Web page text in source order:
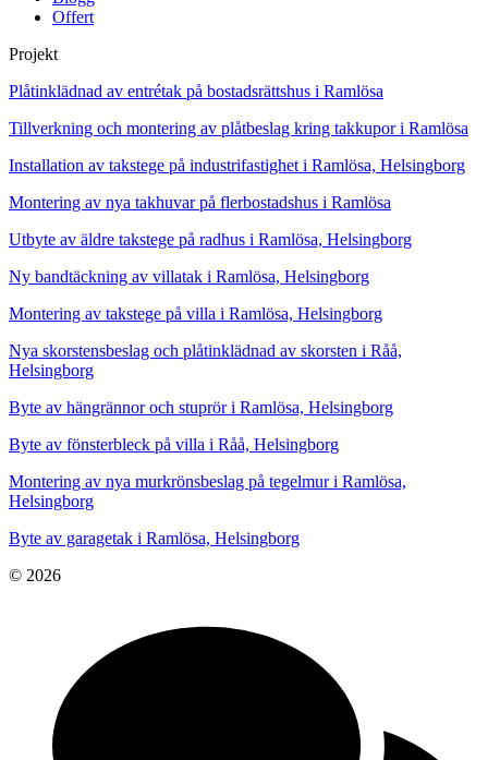
Offert
Projekt
Plåtinklädnad av entrétak på bostadsrättshus i Ramlösa
Tillverkning och montering av plåtbeslag kring takkupor i Ramlösa
Installation av takstege på industrifastighet i Ramlösa, Helsingborg
Montering av nya takhuvar på flerbostadshus i Ramlösa
Utbyte av äldre takstege på radhus i Ramlösa, Helsingborg
Ny bandtäckning av villatak i Ramlösa, Helsingborg
Montering av takstege på villa i Ramlösa, Helsingborg
Nya skorstensbeslag och plåtinklädnad av skorsten i Råå,
Helsingborg
Byte av hängrännor och stuprör i Ramlösa, Helsingborg
Byte av fönsterbleck på villa i Råå, Helsingborg
Montering av nya murkrönsbeslag på tegelmur i Ramlösa,
Helsingborg
Byte av garagetak i Ramlösa, Helsingborg
© 2026